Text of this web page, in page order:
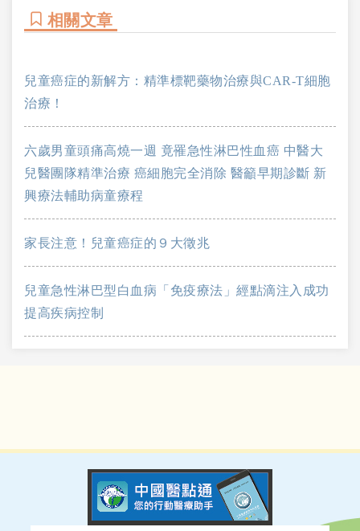
相關文章
兒童癌症的新解方：精準標靶藥物治療與CAR-T細胞
治療！
六歲男童頭痛高燒一週 竟罹急性淋巴性血癌 中醫大
兒醫團隊精準治療 癌細胞完全消除 醫籲早期診斷 新
興療法輔助病童療程
家長注意！兒童癌症的９大徵兆
兒童急性淋巴型白血病「免疫療法」經點滴注入成功
提高疾病控制